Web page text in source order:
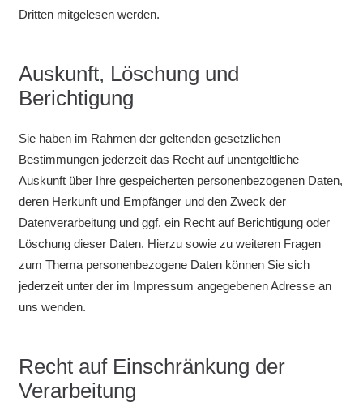
Dritten mitgelesen werden.
Auskunft, Löschung und
Berichtigung
Sie haben im Rahmen der geltenden gesetzlichen
Bestimmungen jederzeit das Recht auf unentgeltliche
Auskunft über Ihre gespeicherten personenbezogenen Daten,
deren Herkunft und Empfänger und den Zweck der
Datenverarbeitung und ggf. ein Recht auf Berichtigung oder
Löschung dieser Daten. Hierzu sowie zu weiteren Fragen
zum Thema personenbezogene Daten können Sie sich
jederzeit unter der im Impressum angegebenen Adresse an
uns wenden.
Recht auf Einschränkung der
Verarbeitung